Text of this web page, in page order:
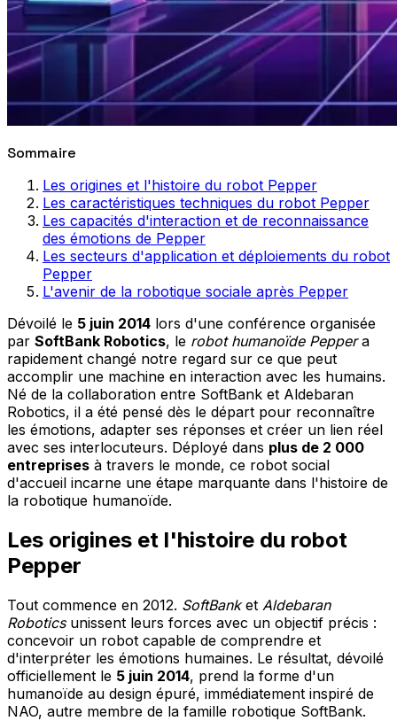
Sommaire
Les origines et l'histoire du robot Pepper
Les caractéristiques techniques du robot Pepper
Les capacités d'interaction et de reconnaissance
des émotions de Pepper
Les secteurs d'application et déploiements du robot
Pepper
L'avenir de la robotique sociale après Pepper
Dévoilé le 5 juin 2014 lors d'une conférence organisée
par SoftBank Robotics, le robot humanoïde Peppera
rapidement changé notre regard sur ce que peut
accomplir une machine en interaction avec les humains.
Né de la collaboration entre SoftBank et Aldebaran
Robotics, il a été pensé dès le départ pour reconnaître
les émotions, adapter ses réponses et créer un lien réel
avec ses interlocuteurs. Déployé dans plus de 2 000
entreprises à travers le monde, ce robot social
d'accueil incarne une étape marquante dans l'histoire de
la robotique humanoïde.
Les origines et l'histoire du robot
Pepper
Tout commence en 2012. SoftBanket Aldebaran
Roboticsunissent leurs forces avec un objectif précis :
concevoir un robot capable de comprendre et
d'interpréter les émotions humaines. Le résultat, dévoilé
officiellement le 5 juin 2014, prend la forme d'un
humanoïde au design épuré, immédiatement inspiré de
NAO, autre membre de la famille robotique SoftBank.